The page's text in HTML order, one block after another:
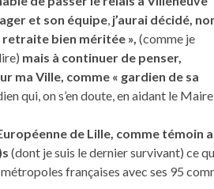
et son équipe, j’aurai décidé,
retraite bien méritée », (comme je
mais à continuer de penser,
ma Ville, comme « gardien de sa
qui, on s’en doute, en aidant le
de Lille, comme témoin
(dont je suis le dernier survivant) ce
françaises avec ses 95